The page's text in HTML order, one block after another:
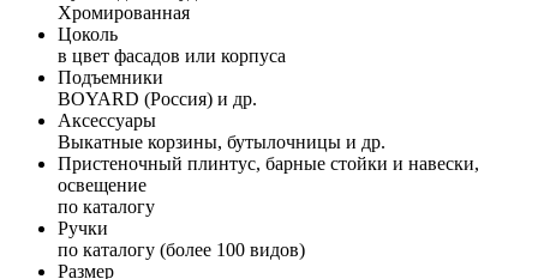
Хромированная
Цоколь
в цвет фасадов или корпуса
Подъемники
BOYARD (Россия) и др.
Аксессуары
Выкатные корзины, бутылочницы и др.
Пристеночный плинтус, барные стойки и навески,
освещение
по каталогу
Ручки
по каталогу (более 100 видов)
Размер